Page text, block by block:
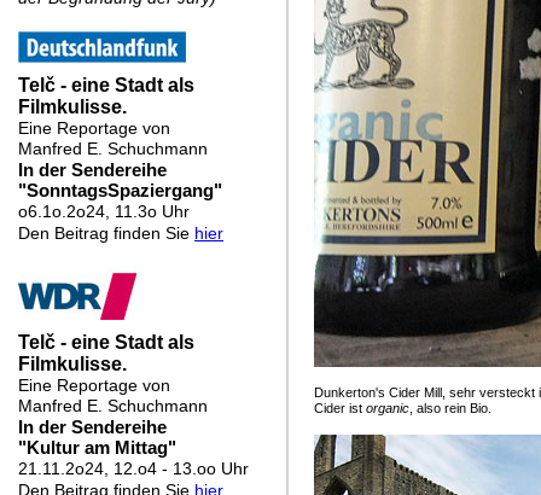
Dunkerton's Cider Mill, sehr
Cider ist organic , also rein Bio.